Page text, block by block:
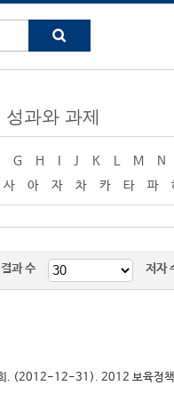
과와 과제
G H J K M N
사 아 자 차 카 타 파
결과 수 저자
. (2012-12-31). 2012 보육정